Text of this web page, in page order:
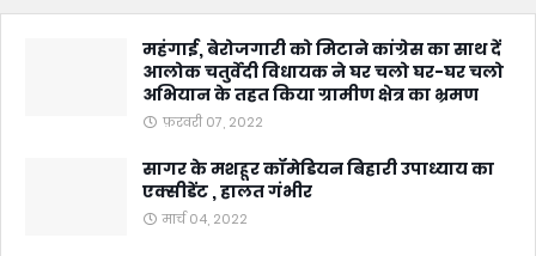
महंगाई, बेरोजगारी को मिटाने कांग्रेस का साथ दें
आलोक चतुर्वेदी विधायक ने घर चलो घर-घर चलो
अभियान के तहत किया ग्रामीण क्षेत्र का भ्रमण
फ़रवरी 07, 2022
सागर के मशहूर कॉमेडियन बिहारी उपाध्याय का
एक्सीडेंट , हालत गंभीर
मार्च 04, 2022